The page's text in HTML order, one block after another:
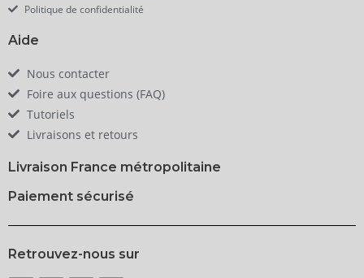
Politique de confidentialité
Aide
Nous contacter
Foire aux questions (FAQ)
Tutoriels
Livraisons et retours
Livraison France métropolitaine
Paiement sécurisé
Retrouvez-nous sur